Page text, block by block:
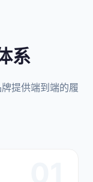
系
提供端到端的履